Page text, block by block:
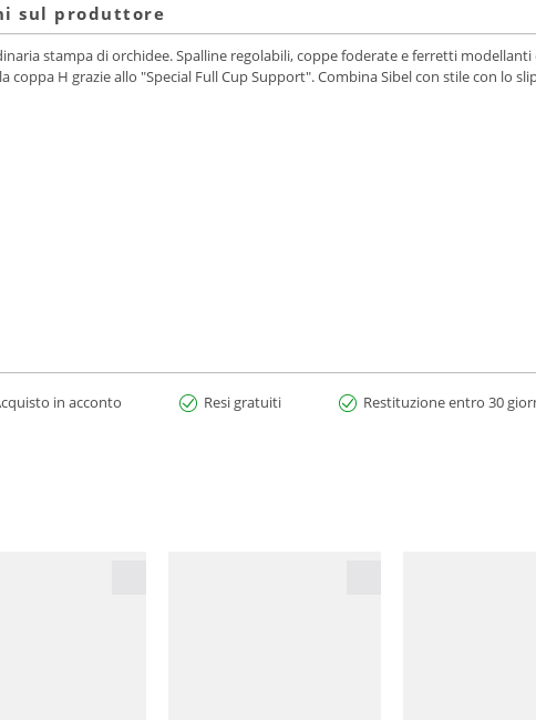
sul produttore
stampa di orchidee. Spalline regolabili, coppe foderate e ferretti
H grazie allo "Special Full Cup Support". Combina Sibel con stile con lo
in acconto Resi gratuiti Restituzione entro 30